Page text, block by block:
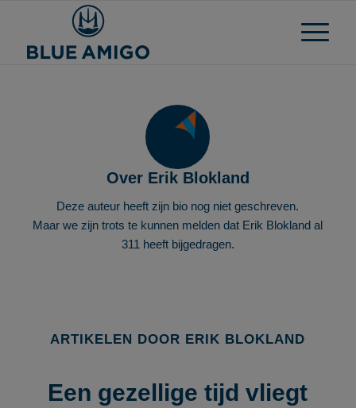
Over Erik Blokland
Deze auteur heeft zijn bio nog niet geschreven.
Maar we zijn trots te kunnen melden dat Erik Blokland al
311 heeft bijgedragen.
ARTIKELEN DOOR ERIK BLOKLAND
Een gezellige tijd vliegt